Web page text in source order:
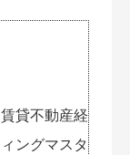
貸不動産経
ングマスタ